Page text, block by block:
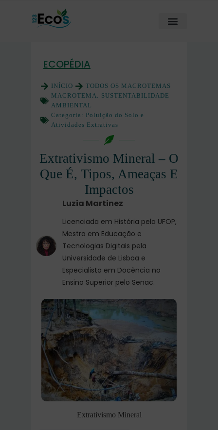
ECOPÉDIA
INÍCIO
TODOS OS MACROTEMAS
MACROTEMA: SUSTENTABILIDADE
AMBIENTAL
Categoria: Poluição do Solo e
Atividades Extrativas
Extrativismo Mineral – O
Que É, Tipos, Ameaças E
Impactos
Luzia Martinez
Licenciada em História pela UFOP,
Mestra em Educação e
Tecnologias Digitais pela
Universidade de Lisboa e
Especialista em Docência no
Ensino Superior pelo Senac.
Extrativismo Mineral